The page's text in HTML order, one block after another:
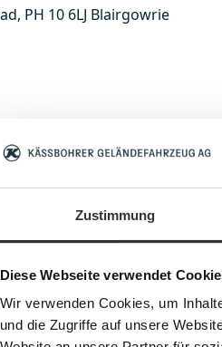
Zustimmung
Diese Webseite verwendet
Wir verwenden Cookies, um
und die Zugriffe auf unsere
PH 10 6LJ Blairgowrie